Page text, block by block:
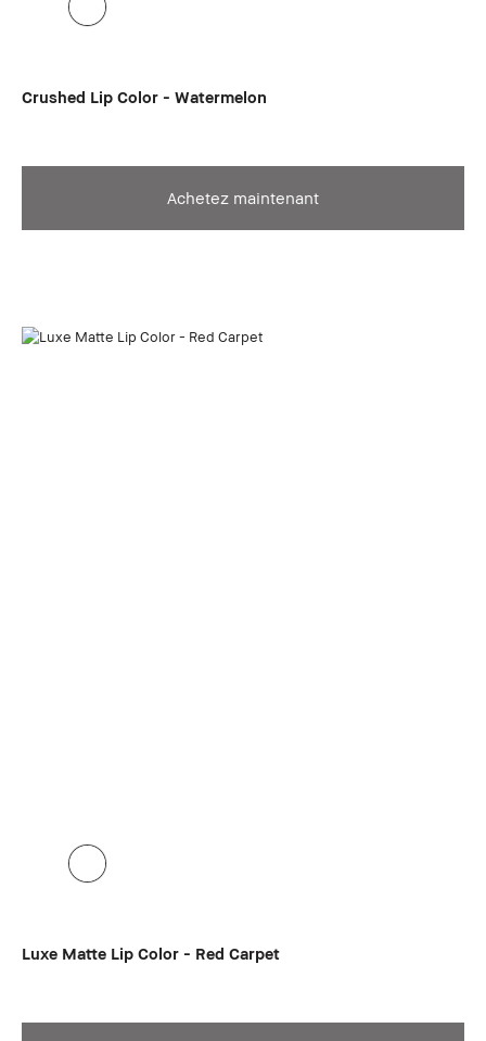
Crushed Lip Color - Watermelon
Achetez maintenant
Luxe Matte Lip Color - Red Carpet